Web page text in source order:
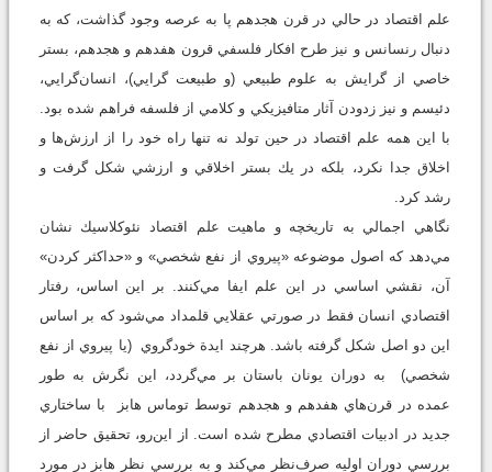
علم اقتصاد در حالي در قرن هجدهم پا به عرصه وجود گذاشت، كه به
دنبال رنسانس و نيز طرح افكار فلسفي قرون هفدهم و هجدهم، بستر
خاصي از گرايش به علوم طبيعي (و طبيعت گرايي)، انسان‌گرايي،
دئيسم و نيز زدودن آثار متافيزيكي و كلامي از فلسفه فراهم شده بود.
با اين همه علم اقتصاد در حين تولد نه تنها راه خود را از ارزش‌ها و
اخلاق جدا نكرد، بلكه در يك بستر اخلاقي و ارزشي شكل گرفت و
رشد كرد.
نگاهي اجمالي به تاريخچه و ماهيت علم اقتصاد نئوكلاسيك نشان
مي‌دهد كه اصول موضوعه «پيروي از نفع شخصي» و «حداكثر كردن»
آن، نقشي اساسي در اين علم ايفا مي‌كنند. بر اين اساس، رفتار
اقتصادي انسان فقط در صورتي عقلايي قلمداد مي‌شود كه بر اساس
اين دو اصل شكل گرفته باشد. هرچند ايدة خودگروي (يا پيروي از نفع
شخصي) به دوران يونان باستان بر مي‌گردد، اين نگرش به طور
عمده در قرن‌هاي هفدهم و هجدهم توسط توماس هابز با ساختاري
جديد در ادبيات اقتصادي مطرح شده است. از اين‌رو، تحقيق حاضر از
بررسي دوران اوليه صرف‌نظر مي‌كند و به بررسي نظر هابز در مورد